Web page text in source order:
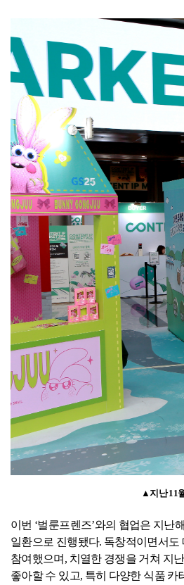
▲지난11
이번 ‘벌룬프렌즈’와의 협업은 지
일환으로 진행됐다. 독창적이면서도
참여했으며 , 치열한 경쟁을 거쳐 지난
좋아할 수 있고, 특히 다양한 식품 카